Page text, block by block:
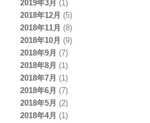
2019年3月 (1)
2018年12月 (5)
2018年11月 (8)
2018年10月 (9)
2018年9月 (7)
2018年8月 (1)
2018年7月 (1)
2018年6月 (7)
2018年5月 (2)
2018年4月 (1)